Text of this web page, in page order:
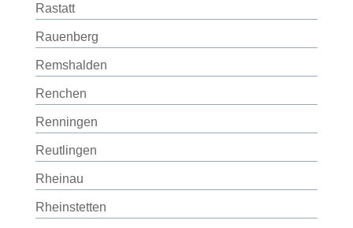
Rastatt
Rauenberg
Remshalden
Renchen
Renningen
Reutlingen
Rheinau
Rheinstetten